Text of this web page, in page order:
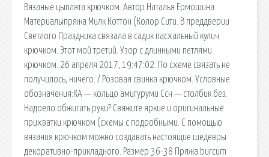
Вязаные цыплята крючком. Автор Наталья Ермошина
Материалыпряжа Милк Коттон (Колор Сити. В преддверии
Светлого Праздника связала в садик пасхальный кулич
крючком. Этот мой третий. Узор с длинными петлями
крючком. 26 апреля 2017, 19:47:02. По схеме связать не
получилось, ничего. / Розовая свинка крючком. Условные
обозначения:КА — кольцо амигуруми Ссн — столбик без.
Надоело обжигать руки? Свяжите яркие и оригинальные
прихватки крючком (схемы с подробными. С помощью
вязания крючком можно создавать настоящие шедевры
декоративно-прикладного. Размер 36-38 Пряжа burcum